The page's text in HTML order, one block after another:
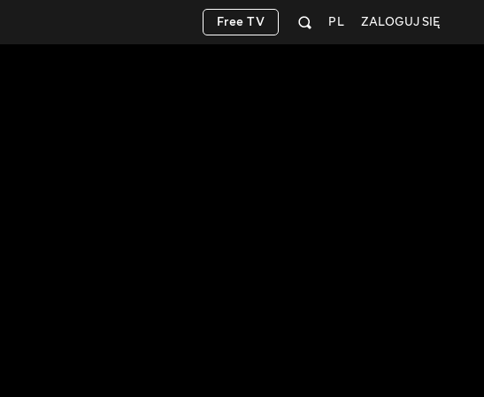
ZALOGUJ SIĘ
PL
Free TV